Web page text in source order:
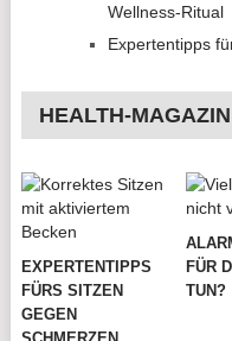
Wellness-Ritual
Expertentipps
HEALTH-MAGAZIN
EXPERTENTIPPS
FÜRS SITZEN
GEGEN
FÜR
TUN?